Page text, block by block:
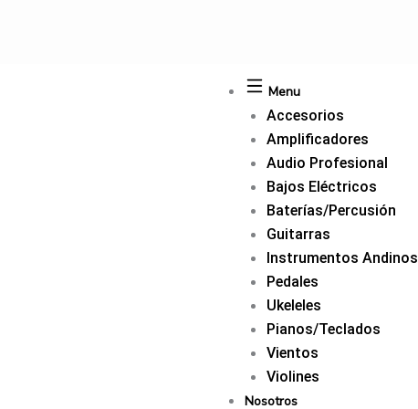
Menu
Accesorios
Amplificadores
Audio Profesional
Bajos Eléctricos
Baterías/Percusión
Guitarras
Instrumentos Andinos
Pedales
Ukeleles
Pianos/Teclados
Vientos
Violines
Nosotros